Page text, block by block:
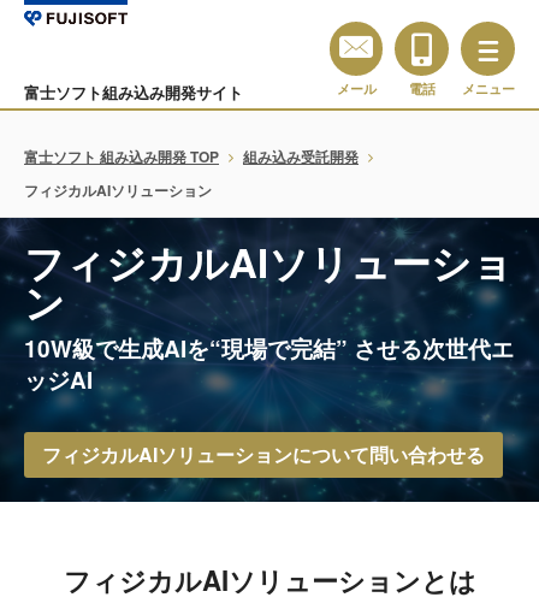
富士ソフト組み込み開発サイト メール 電話 メニュー
富士ソフト 組み込み開発 TOP
組み込み受託開発
フィジカルAIソリューション
フィジカルAIソリューショ
ン
10W級で生成AIを“現場で完結” させる次世代エ
ッジAI
フィジカルAIソリューションについて問い合わせる
フィジカルAIソリューションとは